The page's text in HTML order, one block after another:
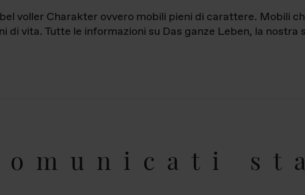
voller Charakter ovvero mobili pieni di carattere. Mobili
di vita. Tutte le informazioni su Das ganze Leben, la